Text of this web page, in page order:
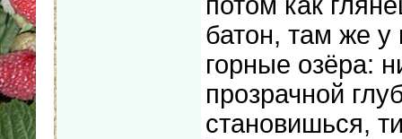
батон, там же у
горные озёра:
прозрачной
становишься,